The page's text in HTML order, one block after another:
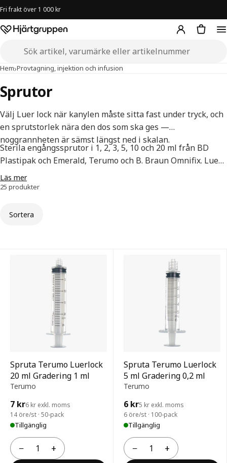
Fri frakt över 1 000 kr
Hjärtgruppen – startsida
Hem›Provtagning, injektion och infusion
›Sprutor
Sprutor
Välj Luer lock när kanylen måste sitta fast under tryck, och
en sprutstorlek nära den dos som ska ges —
noggrannheten är sämst längst ned i skalan.
Sterila engångssprutor i 1, 2, 3, 5, 10 och 20 ml från BD
Plastipak och Emerald, Terumo och B. Braun Omnifix. Luer
lock eller Luer slip, centrerad eller excentrisk konus,
styckvis eller i 100-pack.
Läs mer
25 produkter
Sortera
Sprutor — alla produkter
Spruta Terumo Luerlock
20 ml Gradering 1 ml
Terumo
7 kr6 kr exkl. moms
14 öre/st · 50-pack
Tillgänglig
−
Antal +
Spruta Terumo Luerlock
5 ml Gradering 0,2 ml
Terumo
6 kr5 kr exkl. moms
6 öre/st · 100-pack
Tillgänglig
−
Antal +